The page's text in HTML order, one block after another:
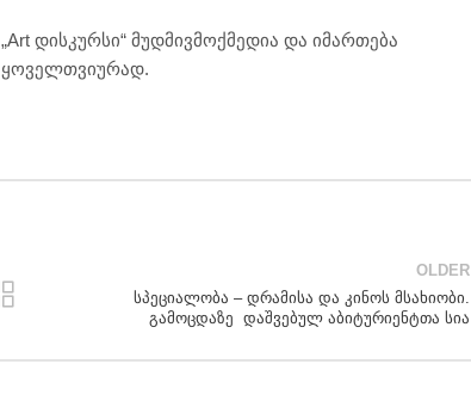
„Art დისკურსი“ მუდმივმოქმედია და იმართება
ყოველთვიურად.
OLDER
სპეციალობა – დრამისა და კინოს მსახიობი.
გამოცდაზე დაშვებულ აბიტურიენტთა სია